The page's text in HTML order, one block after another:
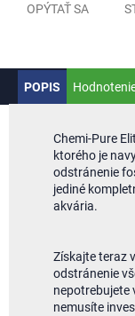
OPÝTAŤ SA
POPIS
Chemi-Pure
ktorého je
odstránenie
jediné
akvária.
Získajte teraz
odstránenie
nepotrebujete
nemusíte